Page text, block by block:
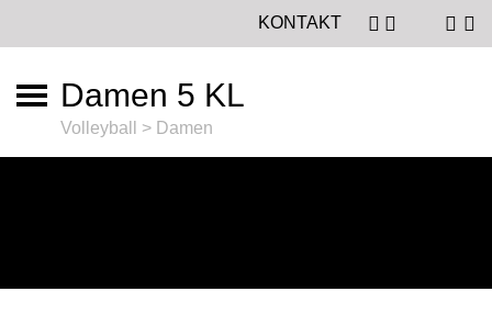
KONTAKT
Damen 5 KL
Volleyball > Damen